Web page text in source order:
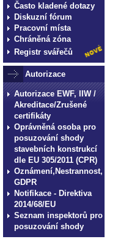
Často kladené dotazy
Diskuzní fórum
Pracovní místa
Chráněná zóna
Registr svářečů
Autorizace
Autorizace EWF, IIW /
Akreditace/Zrušené
certifikáty
Oprávněná osoba pro
posuzování shody
stavebních konstrukcí
dle EU 305/2011 (CPR)
Oznámení,Nestrannost,
GDPR
Notifikace - Direktiva
2014/68/EU
Seznam inspektorů pro
posuzování shody